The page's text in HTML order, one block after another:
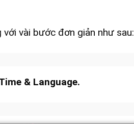
vài bước đơn giản như sau:
& Language.